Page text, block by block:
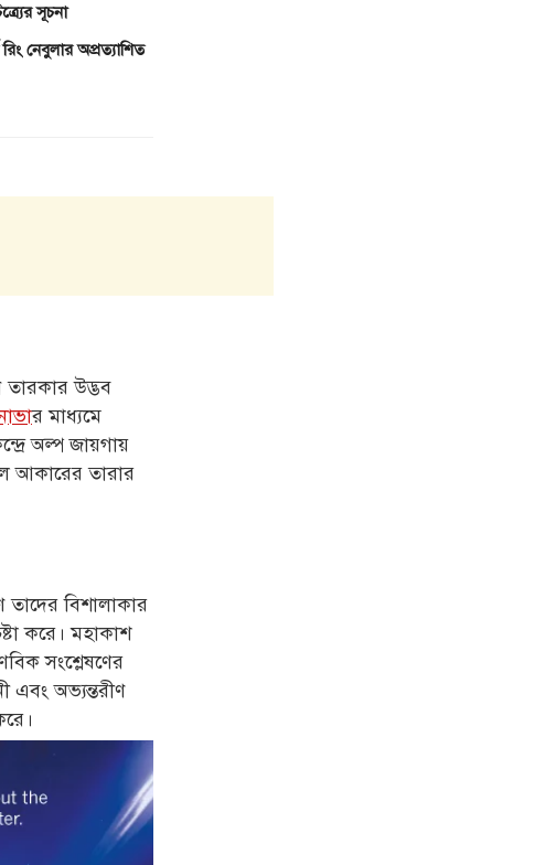
সূচনা
নেবুলার অপ্রত্যাশিত
তারকার উদ্ভব
র মাধ্যমে
অল্প জায়গায়
আকারের তারার
বিশালাকার
করে। মহাকাশ
সংশ্লেষণের
এবং অভ্যন্তরীণ